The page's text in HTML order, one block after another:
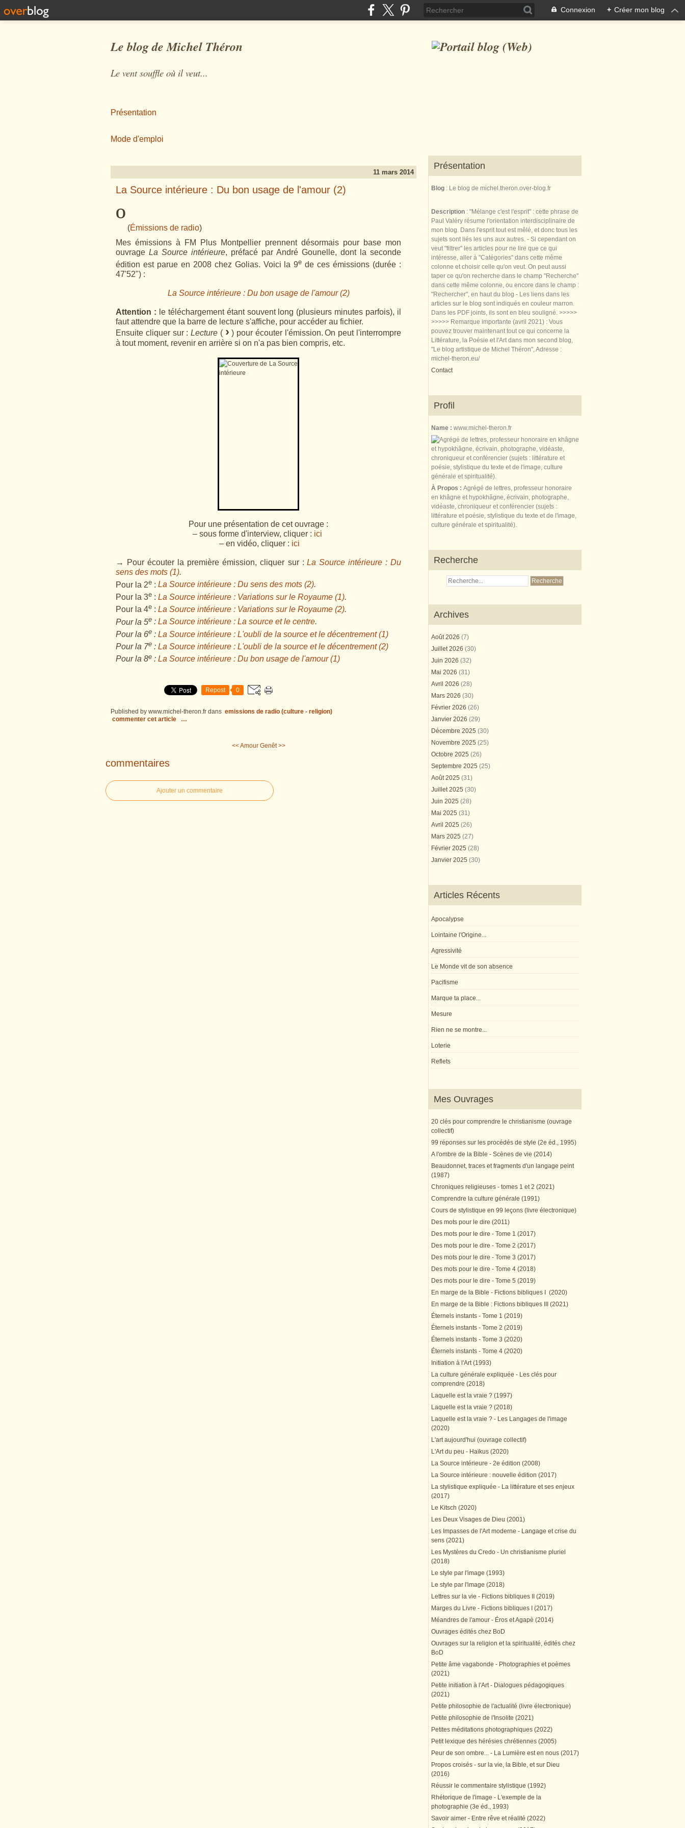
Connexion + Créer mon blog
Le blog de Michel Théron
Le vent souffle où il veut...
Présentation
Mode d'emploi
11 mars 2014
La Source intérieure : Du bon usage de l'amour (2)
º (Émissions de radio)
Mes émissions à FM Plus Montpellier prennent désormais pour base mon
ouvrage La Source intérieure, préfacé par André Gounelle, dont la seconde
édition est parue en 2008 chez Golias. Voici la 9e de ces émissions (durée :
47'52") :
La Source intérieure : Du bon usage de l'amour (2)
Attention : le téléchargement étant souvent long (plusieurs minutes parfois), il
faut attendre que la barre de lecture s'affiche, pour accéder au fichier.
Ensuite cliquer sur :Lecture ( › ) pour écouter l'émission. On peut l'interrompre
à tout moment, revenir en arrière si on n'a pas bien compris, etc.
Pour une présentation de cet ouvrage :
– sous forme d'interview, cliquer : ici
– en vidéo, cliquer : ici
→ Pour écouter la première émission, cliquer sur : La Source intérieure : Du
sens des mots (1).
Pour la 2e : La Source intérieure : Du sens des mots (2).
Pour la 3e : La Source intérieure : Variations sur le Royaume (1).
Pour la 4e : La Source intérieure : Variations sur le Royaume (2).
Pour la 5e : La Source intérieure : La source et le centre.
Pour la 6e : La Source intérieure : L'oubli de la source et le décentrement (1)
Pour la 7e : La Source intérieure : L'oubli de la source et le décentrement (2)
Pour la 8e : La Source intérieure : Du bon usage de l'amour (1)
Repost 0
Published by www.michel-theron.fr dans emissions de radio (culture - religion)
commenter cet article
…
<< Amour Genêt >>
commentaires
Ajouter un commentaire
Présentation
Blog : Le blog de michel.theron.over-blog.fr
Description : "Mélange c'est l'esprit" : cette phrase de
Paul Valéry résume l'orientation interdisciplinaire de
mon blog. Dans l'esprit tout est mêlé, et donc tous les
sujets sont liés les uns aux autres. - Si cependant on
veut "filtrer" les articles pour ne lire que ce qui
intéresse, aller à "Catégories" dans cette même
colonne et choisir celle qu'on veut. On peut aussi
taper ce qu'on recherche dans le champ "Recherche"
dans cette même colonne, ou encore dans le champ :
"Rechercher", en haut du blog - Les liens dans les
articles sur le blog sont indiqués en couleur marron.
Dans les PDF joints, ils sont en bleu souligné. >>>>>
>>>>> Remarque importante (avril 2021) : Vous
pouvez trouver maintenant tout ce qui concerne la
Littérature, la Poésie et l'Art dans mon second blog,
"Le blog artistique de Michel Théron", Adresse :
michel-theron.eu/
Contact
Profil
Name : www.michel-theron.fr
À Propos : Agrégé de lettres, professeur honoraire
en khâgne et hypokhâgne, écrivain, photographe,
vidéaste, chroniqueur et conférencier (sujets :
littérature et poésie, stylistique du texte et de l'image,
culture générale et spiritualité).
Recherche
Archives
Août 2026 (7)
Juillet 2026 (30)
Juin 2026 (32)
Mai 2026 (31)
Avril 2026 (28)
Mars 2026 (30)
Février 2026 (26)
Janvier 2026 (29)
Décembre 2025 (30)
Novembre 2025 (25)
Octobre 2025 (26)
Septembre 2025 (25)
Août 2025 (31)
Juillet 2025 (30)
Juin 2025 (28)
Mai 2025 (31)
Avril 2025 (26)
Mars 2025 (27)
Février 2025 (28)
Janvier 2025 (30)
Articles Récents
Apocalypse
Lointaine l'Origine...
Agressivité
Le Monde vit de son absence
Pacifisme
Marque ta place...
Mesure
Rien ne se montre...
Loterie
Reflets
Mes Ouvrages
20 clés pour comprendre le christianisme (ouvrage
collectif)
99 réponses sur les procédés de style (2e éd., 1995)
A l'ombre de la Bible - Scènes de vie (2014)
Beaudonnet, traces et fragments d'un langage peint
(1987)
Chroniques religieuses - tomes 1 et 2 (2021)
Comprendre la culture générale (1991)
Cours de stylistique en 99 leçons (livre électronique)
Des mots pour le dire (2011)
Des mots pour le dire - Tome 1 (2017)
Des mots pour le dire - Tome 2 (2017)
Des mots pour le dire - Tome 3 (2017)
Des mots pour le dire - Tome 4 (2018)
Des mots pour le dire - Tome 5 (2019)
En marge de la Bible - Fictions bibliques I (2020)
En marge de la Bible : Fictions bibliques III (2021)
Éternels instants - Tome 1 (2019)
Éternels instants - Tome 2 (2019)
Éternels instants - Tome 3 (2020)
Éternels instants - Tome 4 (2020)
Initiation à l'Art (1993)
La culture générale expliquée - Les clés pour
comprendre (2018)
Laquelle est la vraie ? (1997)
Laquelle est la vraie ? (2018)
Laquelle est la vraie ? - Les Langages de l'image
(2020)
L'art aujourd'hui (ouvrage collectif)
L'Art du peu - Haïkus (2020)
La Source intérieure - 2e édition (2008)
La Source intérieure : nouvelle édition (2017)
La stylistique expliquée - La littérature et ses enjeux
(2017)
Le Kitsch (2020)
Les Deux Visages de Dieu (2001)
Les Impasses de l'Art moderne - Langage et crise du
sens (2021)
Les Mystères du Credo - Un christianisme pluriel
(2018)
Le style par l'image (1993)
Le style par l'image (2018)
Lettres sur la vie - Fictions bibliques II (2019)
Marges du Livre - Fictions bibliques I (2017)
Méandres de l'amour - Éros et Agapè (2014)
Ouvrages édités chez BoD
Ouvrages sur la religion et la spiritualité, édités chez
BoD
Petite âme vagabonde - Photographies et poèmes
(2021)
Petite initiation à l'Art - Dialogues pédagogiques
(2021)
Petite philosophie de l'actualité (livre électronique)
Petite philosophie de l'Insolite (2021)
Petites méditations photographiques (2022)
Petit lexique des hérésies chrétiennes (2005)
Peur de son ombre... - La Lumière est en nous (2017)
Propos croisés - sur la vie, la Bible, et sur Dieu
(2016)
Réussir le commentaire stylistique (1992)
Rhétorique de l'image - L'exemple de la
photographie (3e éd., 1993)
Savoir aimer - Entre rêve et réalité (2022)